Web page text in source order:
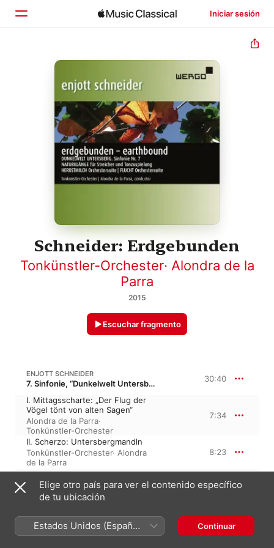
Iniciar sesión
Inicio
Explorar
Buscar
Schneider: Erdgebunden
Tonkünstler-Orchester· Alondra de la
Parra
2015
Escuchar fragmento
ENJOTT SCHNEIDER
7. Sinfonie, “Dunkelwelt Untersberg” 30:40
I. Mittagsscharte: „Der Flug der
Vögel tönt von alten Sagen“
Alondra de la Parra·
Tonkünstler-Orchester
7:34
II. Scherzo: Untersbergmandln
Tonkünstler-Orchester· Alondra
de la Parra
8:23
III. Im Dunkel der Spiegelwelt
Tonkünstler-Orchester·Alondra
de la Parra
7:34
Perchta
Tonkünstler-Orchester·Alondra
de la Parra
7:07
Elige otro país para ver el contenido específico
de tu ubicación
Estados Unidos (Español
México)
Continuar